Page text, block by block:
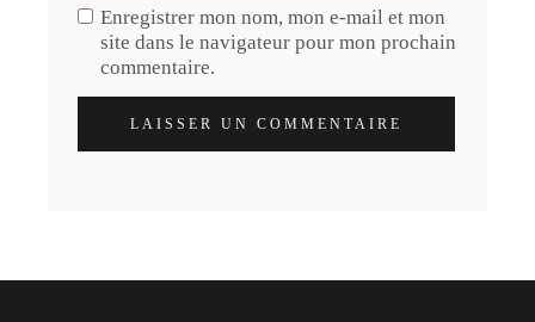
Enregistrer mon nom, mon e-mail et mon
site dans le navigateur pour mon prochain
commentaire.
LAISSER UN COMMENTAIRE